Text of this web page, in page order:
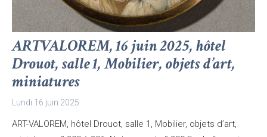
ARTVALOREM, 16 juin 2025, hôtel
Drouot, salle 1, Mobilier, objets d’art,
miniatures
Lundi 16 juin 2025
ART-VALOREM, hôtel Drouot, salle 1, Mobilier, objets d’art,